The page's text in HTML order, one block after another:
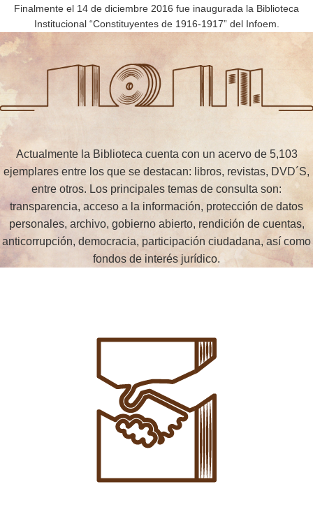
Finalmente el 14 de diciembre 2016 fue inaugurada la Biblioteca
Institucional “Constituyentes de 1916-1917” del Infoem.
Actualmente la Biblioteca cuenta con un acervo de 5,103
ejemplares entre los que se destacan: libros, revistas, DVD´S,
entre otros. Los principales temas de consulta son:
transparencia, acceso a la información, protección de datos
personales, archivo, gobierno abierto, rendición de cuentas,
anticorrupción, democracia, participación ciudadana, así como
fondos de interés jurídico.